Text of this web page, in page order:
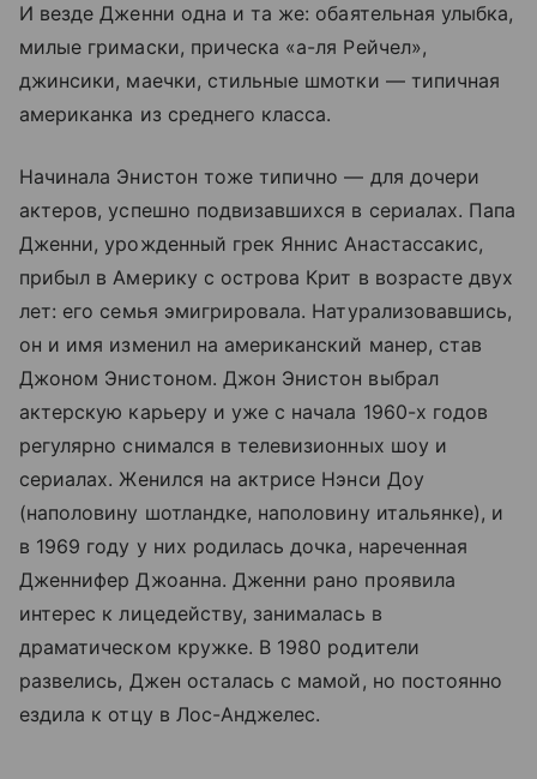
И везде Дженни одна и та же: обаятельная улыбка,
милые гримаски, прическа «а-ля Рейчел»,
джинсики, маечки, стильные шмотки — типичная
американка из среднего класса.
Начинала Энистон тоже типично — для дочери
актеров, успешно подвизавшихся в сериалах. Папа
Дженни, урожденный грек Яннис Анастассакис,
прибыл в Америку с острова Крит в возрасте двух
лет: его семья эмигрировала. Натурализовавшись,
он и имя изменил на американский манер, став
Джоном Энистоном. Джон Энистон выбрал
актерскую карьеру и уже с начала 1960-х годов
регулярно снимался в телевизионных шоу и
сериалах. Женился на актрисе Нэнси Доу
(наполовину шотландке, наполовину итальянке), и
в 1969 году у них родилась дочка, нареченная
Дженнифер Джоанна. Дженни рано проявила
интерес к лицедейству, занималась в
драматическом кружке. В 1980 родители
развелись, Джен осталась с мамой, но постоянно
ездила к отцу в Лос-Анджелес.